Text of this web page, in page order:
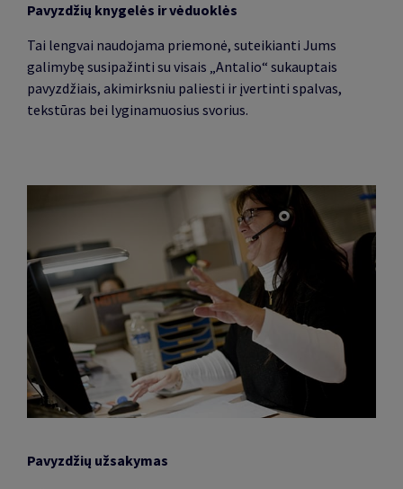
Pavyzdžių knygelės ir vėduoklės
Tai lengvai naudojama priemonė, suteikianti Jums
galimybę susipažinti su visais „Antalio“ sukauptais
pavyzdžiais, akimirksniu paliesti ir įvertinti spalvas,
tekstūras bei lyginamuosius svorius.
Pavyzdžių užsakymas